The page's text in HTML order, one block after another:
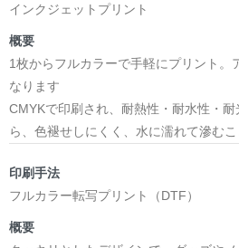
インクジェットプリント
概要
1枚からフルカラーで手軽にプリント。
なります
CMYKで印刷され、耐熱性・耐水性・
ら、色褪せしにくく、水に濡れて滲むこ
印刷手法
フルカラー転写プリント（DTF）
概要